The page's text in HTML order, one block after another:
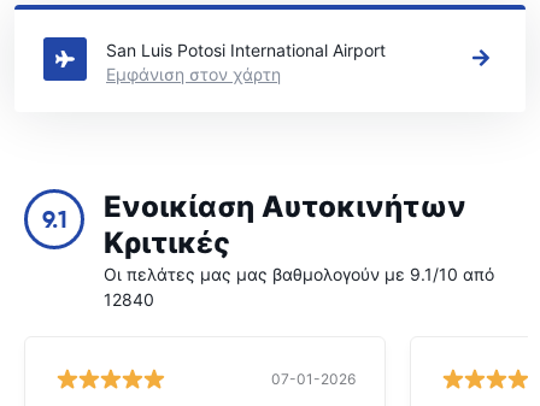
Σαν Λουίς Ποτόσι
San Luis Potosi International Airport
Εμφάνιση στον χάρτη
9.1
Ενοικίαση Αυτοκινήτων
Κριτικές
Οι πελάτες μας μας βαθμολογούν με 9.1/10 από
12840
07-01-2026